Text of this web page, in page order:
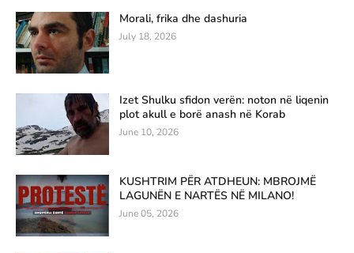
Morali, frika dhe dashuria
July 18, 2026
Izet Shulku sfidon verën: noton në liqenin
plot akull e borë anash në Korab
June 10, 2026
KUSHTRIM PËR ATDHEUN: MBROJMË
LAGUNËN E NARTËS NË MILANO!
June 05, 2026